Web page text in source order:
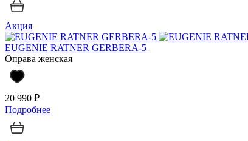
Акция
EUGENIE RATNER GERBERA-5
Оправа женская
20 990 ₽
Подробнее